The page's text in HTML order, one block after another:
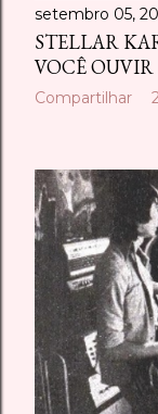
setembro 05,
STELLAR
VOCÊ OUVIR
Compartilhar